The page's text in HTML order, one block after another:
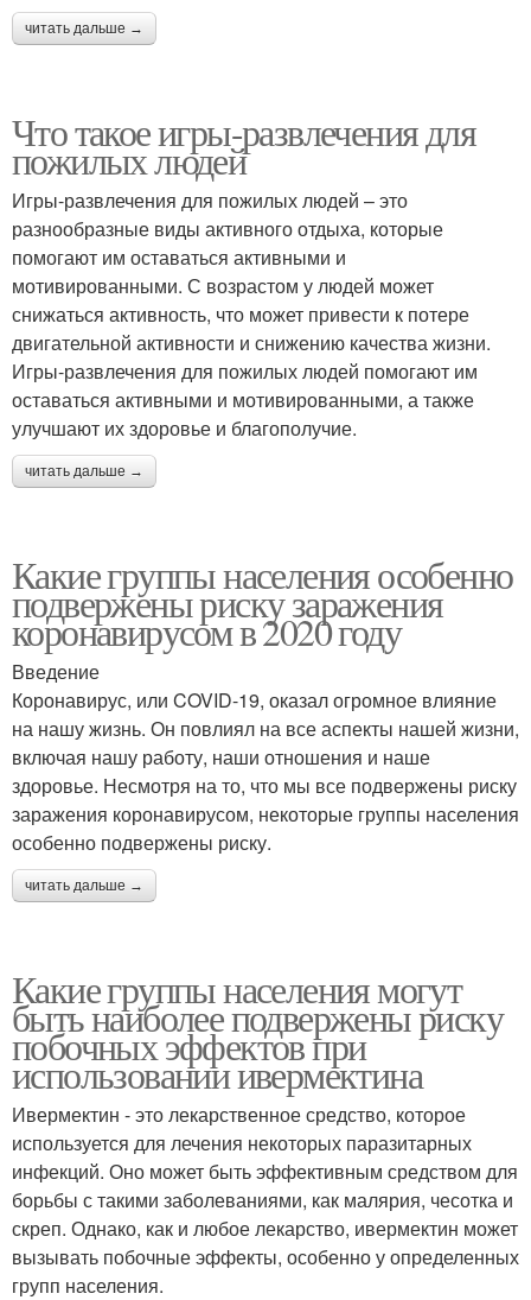
читать дальше →
Что такое игры-развлечения для
пожилых людей
Игры-развлечения для пожилых людей – это
разнообразные виды активного отдыха, которые
помогают им оставаться активными и
мотивированными. С возрастом у людей может
снижаться активность, что может привести к потере
двигательной активности и снижению качества жизни.
Игры-развлечения для пожилых людей помогают им
оставаться активными и мотивированными, а также
улучшают их здоровье и благополучие.
читать дальше →
Какие группы населения особенно
подвержены риску заражения
коронавирусом в 2020 году
Введение
Коронавирус, или COVID-19, оказал огромное влияние
на нашу жизнь. Он повлиял на все аспекты нашей жизни,
включая нашу работу, наши отношения и наше
здоровье. Несмотря на то, что мы все подвержены риску
заражения коронавирусом, некоторые группы населения
особенно подвержены риску.
читать дальше →
Какие группы населения могут
быть наиболее подвержены риску
побочных эффектов при
использовании ивермектина
Ивермектин - это лекарственное средство, которое
используется для лечения некоторых паразитарных
инфекций. Оно может быть эффективным средством для
борьбы с такими заболеваниями, как малярия, чесотка и
скреп. Однако, как и любое лекарство, ивермектин может
вызывать побочные эффекты, особенно у определенных
групп населения.